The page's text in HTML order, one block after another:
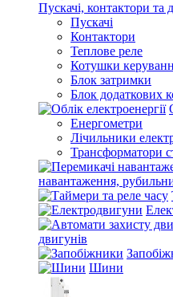
Пускачі, контактори та
Пускачі
Контактори
Теплове реле
Котушки
Блок затримки
Блок додаткових
Енергометри
Лічильники
Трансформатори
навантаження,
двигунів
Шини